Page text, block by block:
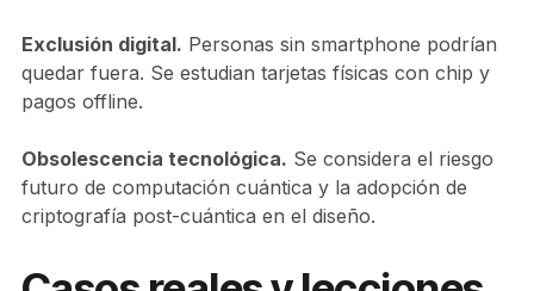
Exclusión digital. Personas sin smartphone podrían
quedar fuera. Se estudian tarjetas físicas con chip y
pagos offline.
Obsolescencia tecnológica. Se considera el riesgo
futuro de computación cuántica y la adopción de
criptografía post-cuántica en el diseño.